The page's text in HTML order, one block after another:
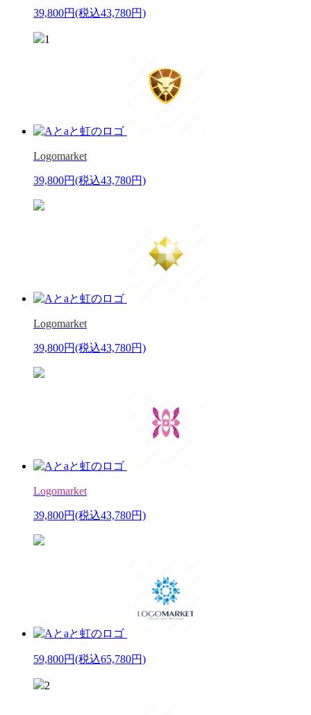
39,800円(税込43,780円)
1
Logomarket
39,800円(税込43,780円)
Logomarket
39,800円(税込43,780円)
Logomarket
39,800円(税込43,780円)
59,800円(税込65,780円)
2